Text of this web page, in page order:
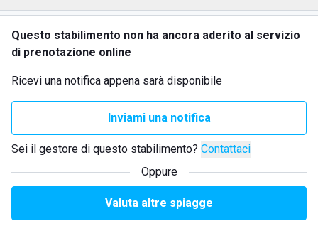
Questo stabilimento non ha ancora aderito al servizio
di prenotazione online
Ricevi una notifica appena sarà disponibile
Inviami una notifica
Sei il gestore di questo stabilimento? Contattaci
Oppure
Valuta altre spiagge